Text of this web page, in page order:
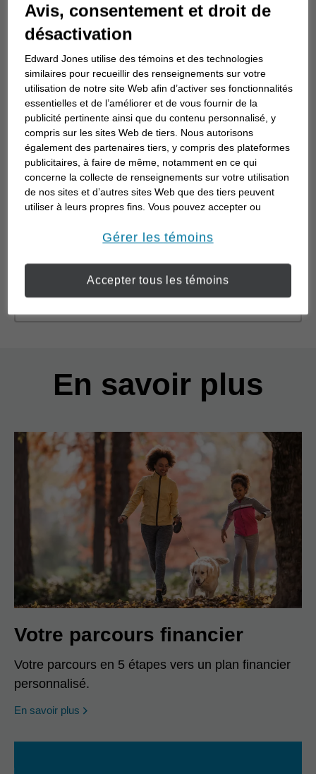
Nouvelle recherche
Liste Carte
Jon Johannesson
CFP®, CEPA®
220 Edward Street
Unit #1
Thunder Bay, ON P7E 2G8
(807) 623-8338
distance,2.48miles
En savoir plus
Votre parcours financier
Votre parcours en 5 étapes vers un plan financier
personnalisé.
En savoir plus
Avis, consentement et droit de
désactivation
Edward Jones utilise des témoins et des technologies
similaires pour recueillir des renseignements sur votre
utilisation de notre site Web afin d’activer ses fonctionnalités
essentielles et de l’améliorer et de vous fournir de la
publicité pertinente ainsi que du contenu personnalisé, y
compris sur les sites Web de tiers. Nous autorisons
également des partenaires tiers, y compris des plateformes
publicitaires, à faire de même, notamment en ce qui
concerne la collecte de renseignements sur votre utilisation
de nos sites et d’autres sites Web que des tiers peuvent
utiliser à leurs propres fins. Vous pouvez accepter ou
Pour en savoir plus sur la façon dont nous utilisons les
veuillez consulter notreDéclaration de confidentialité de
l’information transmise en ligne opens in a new window
.
Gérer les témoins
Accepter tous les témoins